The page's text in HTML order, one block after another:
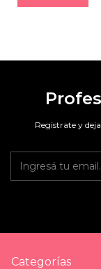
Registrate y
Categorías